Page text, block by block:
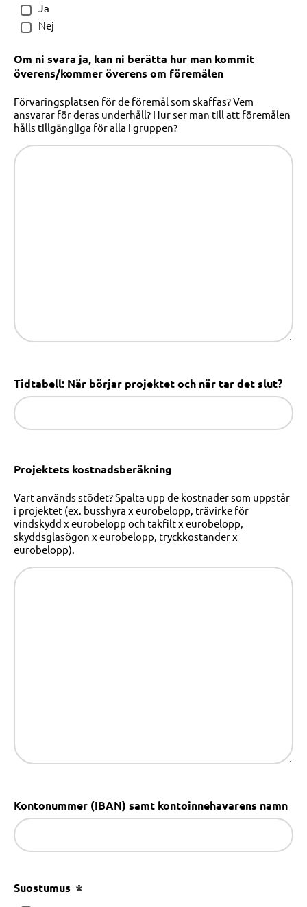
Ja
Nej
Om ni svara ja, kan ni berätta hur man kommit
överens/kommer överens om föremålen
Förvaringsplatsen för de föremål som skaffas? Vem
ansvarar för deras underhåll? Hur ser man till att föremålen
hålls tillgängliga för alla i gruppen?
Tidtabell: När börjar projektet och när tar det slut?
Projektets kostnadsberäkning
Vart används stödet? Spalta upp de kostnader som uppstår
i projektet (ex. busshyra x eurobelopp, trävirke för
vindskydd x eurobelopp och takfilt x eurobelopp,
skyddsglasögon x eurobelopp, tryckkostander x
eurobelopp).
Kontonummer (IBAN) samt kontoinnehavarens namn
Suostumus